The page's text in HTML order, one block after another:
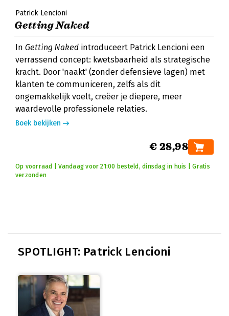
Patrick Lencioni
Getting Naked
In Getting Naked introduceert Patrick Lencioni een
verrassend concept: kwetsbaarheid als strategische
kracht. Door 'naakt' (zonder defensieve lagen) met
klanten te communiceren, zelfs als dit
ongemakkelijk voelt, creëer je diepere, meer
waardevolle professionele relaties.
Boek bekijken
€ 28,98
Op voorraad | Vandaag voor 21:00 besteld, dinsdag in huis | Gratis
verzonden
SPOTLIGHT: Patrick Lencioni